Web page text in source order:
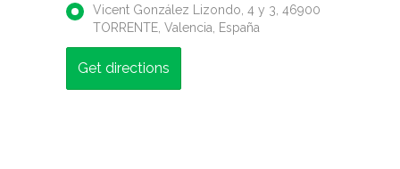
Vicent González Lizondo, 4 y 3, 46900
TORRENTE, Valencia, España